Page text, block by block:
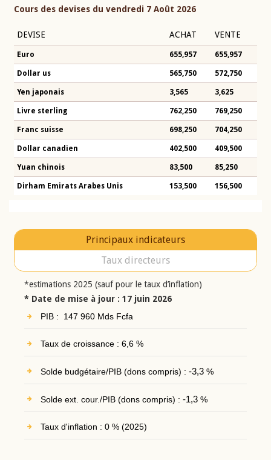
Cours des devises du vendredi 7 Août 2026
DEVISE ACHAT VENTE
Euro 655,957 655,957
Dollar us 565,750 572,750
Yen japonais 3,565 3,625
Livre sterling 762,250 769,250
Franc suisse 698,250 704,250
Dollar canadien 402,500 409,500
Yuan chinois 83,500 85,250
Dirham Emirats Arabes Unis 153,500 156,500
Principaux indicateurs
Taux directeurs
*estimations 2025 (sauf pour le taux d’inflation)
* Date de mise à jour : 17 juin 2026
PIB : 147 960 Mds Fcfa
Taux de croissance : 6,6 %
Solde budgétaire/PIB (dons compris) : -3,3%
Solde ext. cour./PIB (dons compris) : -1,3%
Taux d'inflation : 0 % (2025)